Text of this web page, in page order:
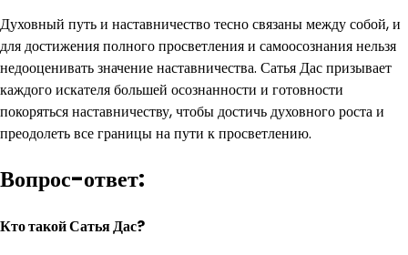
Духовный путь и наставничество тесно связаны между собой, и
для достижения полного просветления и самоосознания нельзя
недооценивать значение наставничества. Сатья Дас призывает
каждого искателя большей осознанности и готовности
покоряться наставничеству, чтобы достичь духовного роста и
преодолеть все границы на пути к просветлению.
Вопрос-ответ:
Кто такой Сатья Дас?